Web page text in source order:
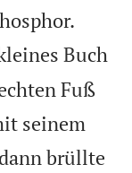
Buch
Fuß
seinem
brüllte